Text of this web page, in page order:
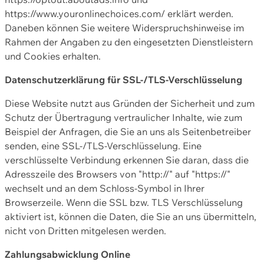
https://www.youronlinechoices.com/ erklärt werden.
Daneben können Sie weitere Widerspruchshinweise im
Rahmen der Angaben zu den eingesetzten Dienstleistern
und Cookies erhalten.
Datenschutzerklärung für SSL-/TLS-Verschlüsselung
Diese Website nutzt aus Gründen der Sicherheit und zum
Schutz der Übertragung vertraulicher Inhalte, wie zum
Beispiel der Anfragen, die Sie an uns als Seitenbetreiber
senden, eine SSL-/TLS-Verschlüsselung. Eine
verschlüsselte Verbindung erkennen Sie daran, dass die
Adresszeile des Browsers von "http://" auf "https://"
wechselt und an dem Schloss-Symbol in Ihrer
Browserzeile. Wenn die SSL bzw. TLS Verschlüsselung
aktiviert ist, können die Daten, die Sie an uns übermitteln,
nicht von Dritten mitgelesen werden.
Zahlungsabwicklung Online